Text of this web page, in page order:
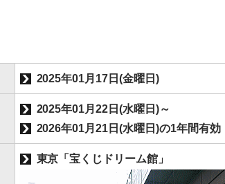
2025年01月17日(金曜日)
2025年01月22日(水曜日)～
2026年01月21日(水曜日)の1年間有効
東京「宝くじドリーム館」